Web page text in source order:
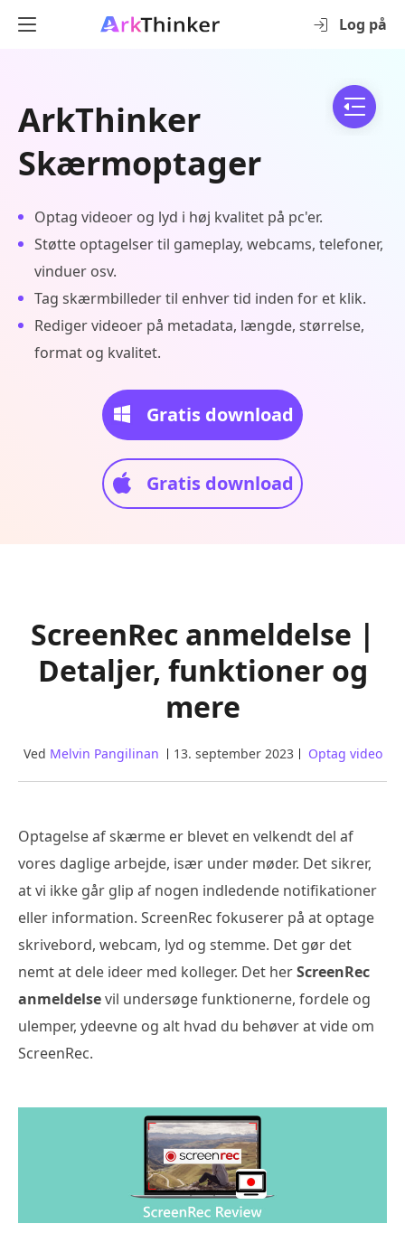
Log på
ArkThinker
Skærmoptager
Optag videoer og lyd i høj kvalitet på pc'er.
Støtte optagelser til gameplay, webcams, telefoner,
vinduer osv.
Tag skærmbilleder til enhver tid inden for et klik.
Rediger videoer på metadata, længde, størrelse,
format og kvalitet.
Gratis download
Gratis download
ScreenRec anmeldelse |
Detaljer, funktioner og
mere
Ved Melvin Pangilinan 13. september 2023 Optag video
Optagelse af skærme er blevet en velkendt del af
vores daglige arbejde, især under møder. Det sikrer,
at vi ikke går glip af nogen indledende notifikationer
eller information. ScreenRec fokuserer på at optage
skrivebord, webcam, lyd og stemme. Det gør det
nemt at dele ideer med kolleger. Det herScreenRec
anmeldelsevil undersøge funktionerne, fordele og
ulemper, ydeevne og alt hvad du behøver at vide om
ScreenRec.